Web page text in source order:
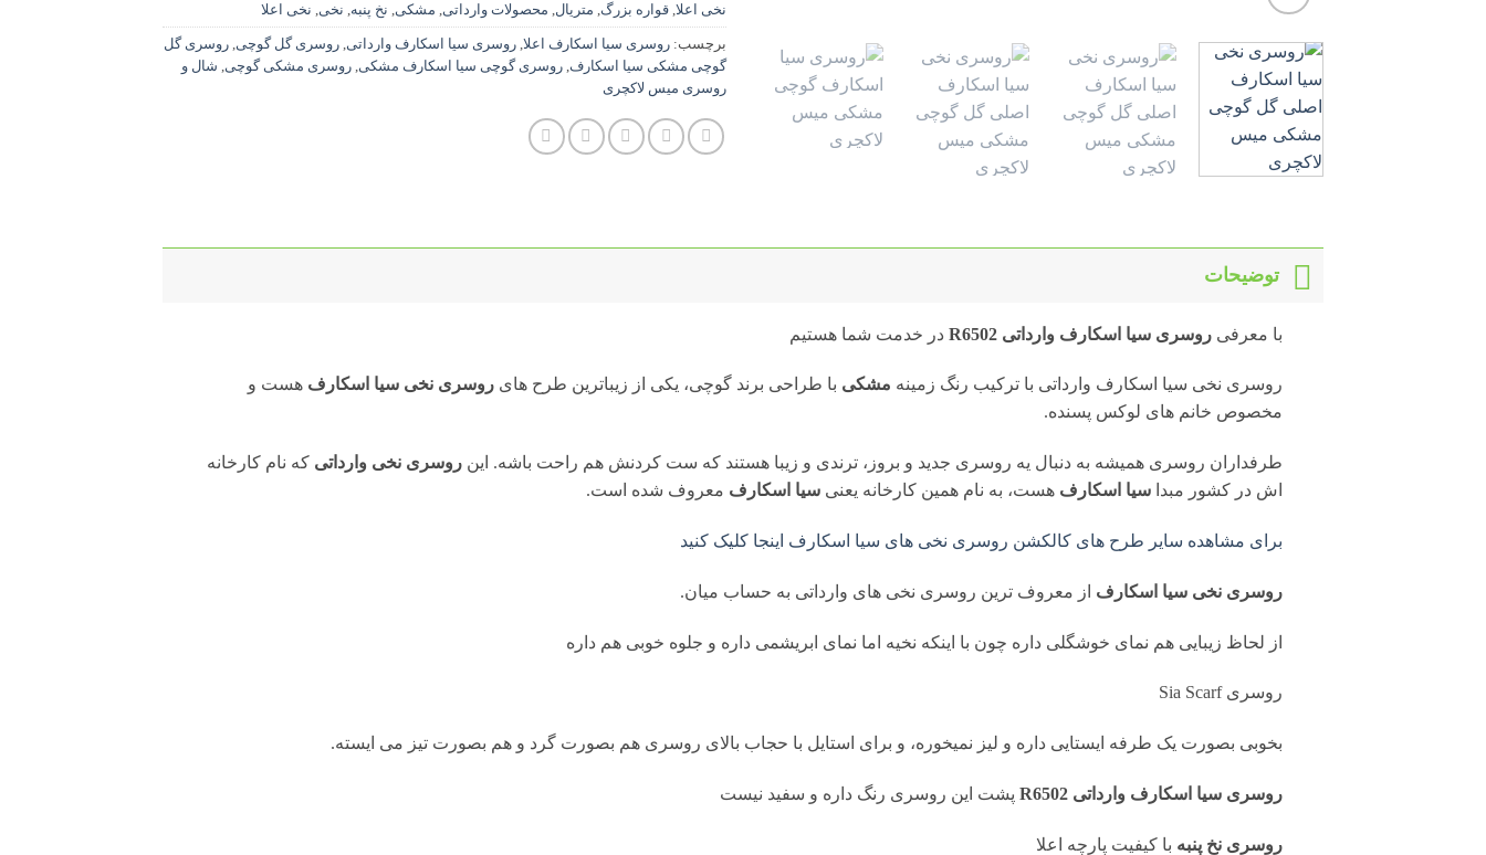
نخی اعلا قواره بزرگ متریال محصولات وارداتی مشکی نخ پنبه نخی نخی اعلا
برچسب: روسری سیا اسکارف اعلا روسری سیا اسکارف وارداتی روسری گل گوچی روسری گل
گوچی مشکی سیا اسکارف روسری گوچی سیا اسکارف مشکی روسری مشکی گوچی شال و
روسری میس لاکچری
توضیحات
با معرفی روسری سیا اسکارف وارداتی R6502 در خدمت شما هستیم
روسری نخی سیا اسکارف وارداتی با ترکیب رنگ زمینه مشکی با طراحی برند گوچی، یکی از زیباترین طرح های روسری نخی سیا اسکارف هست و
مخصوص خانم های لوکس پسنده.
طرفداران روسری همیشه به دنبال یه روسری جدید و بروز، ترندی و زیبا هستند که ست کردنش هم راحت باشه. این روسری نخی وارداتی که نام کارخانه
اش در کشور مبدا سیا اسکارف هست، به نام همین کارخانه یعنی سیا اسکارف معروف شده است.
برای مشاهده سایر طرح های کالکشن روسری نخی های سیا اسکارف اینجا کلیک کنید
روسری نخی سیا اسکارف از معروف ترین روسری نخی های وارداتی به حساب میان.
از لحاظ زیبایی هم نمای خوشگلی داره چون با اینکه نخیه اما نمای ابریشمی داره و جلوه خوبی هم داره
روسری Sia Scarf
بخوبی بصورت یک طرفه ایستایی داره و لیز نمیخوره، و برای استایل با حجاب بالای روسری هم بصورت گرد و هم بصورت تیز می ایسته.
روسری سیا اسکارف وارداتی R6502 پشت این روسری رنگ داره و سفید نیست
روسری نخ پنبه با کیفیت پارچه اعلا